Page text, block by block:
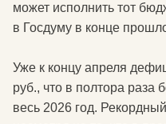
может исполнить тот
в Госдуму в конце
Уже к концу апреля
руб., что в полтора раза
весь 2026 год.